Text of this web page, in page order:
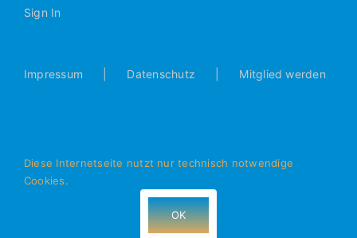
Sign In
Impressum Datenschutz Mitglied werden
© Alle Rechte vorbehalten - JFG Donautal Bad Abbach e.V.
- 93077 Bad Abbach
FacebookInstagram
Diese Internetseite nutzt nur technisch notwendige
Cookies.
OK